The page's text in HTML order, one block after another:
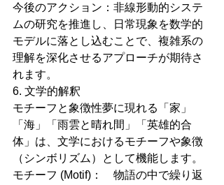
今後のアクション：非線形動的システ
ムの研究を推進し、日常現象を数学的
モデルに落とし込むことで、複雑系の
理解を深化させるアプローチが期待さ
れます。
6. 文学的解釈
モチーフと象徴性夢に現れる「家」
「海」「雨雲と晴れ間」「英雄的合
体」は、文学におけるモチーフや象徴
（シンボリズム）として機能します。
モチーフ (Motif)：　物語の中で繰り返